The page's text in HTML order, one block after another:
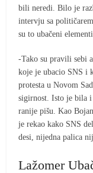
bili neredi. Bilo je
intervju sa
su to ubačeni elementi.
-Tako su pravili sebi
koje je ubacio SNS i
protesta u Novom
sigirnost. Isto je bila i
ranije pišu. Kao
je rekao kako SNS
desi, nijedna palica
Lažomer